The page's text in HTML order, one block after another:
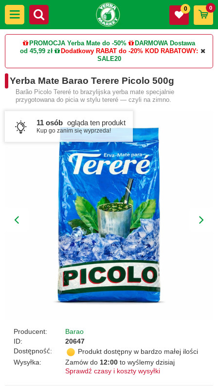
PROMOCJA Yerba Mate do -50%
DARMOWA Dostawa
od 45,99 zł
Dodatkowy RABAT do -20% KOD RABATOWY:
SALE20
0 0
Yerba Mate Barao Terere Picolo 500g
Barão Picolo Tereré to brazylijska yerba mate specjalnie
przygotowana do picia w stylu tereré — czyli na zimno.
11 osób ogląda ten produkt
Kup go zanim się wyprzeda!
Producent:
Barao
ID:
20647
Dostępność:
Produkt dostępny w bardzo małej ilości
Wysyłka:
Zamów do 12:00 to wyślemy dzisiaj
Sprawdź czasy i koszty wysyłki